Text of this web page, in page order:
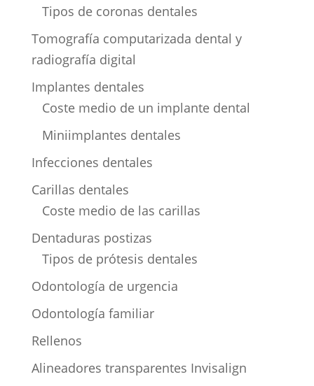
Tipos de coronas dentales
Tomografía computarizada dental y
radiografía digital
Implantes dentales
Coste medio de un implante dental
Miniimplantes dentales
Infecciones dentales
Carillas dentales
Coste medio de las carillas
Dentaduras postizas
Tipos de prótesis dentales
Odontología de urgencia
Odontología familiar
Rellenos
Alineadores transparentes Invisalign